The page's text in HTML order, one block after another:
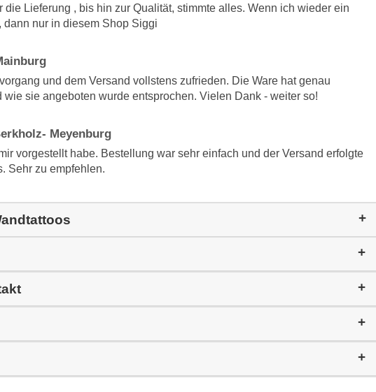
die Lieferung , bis hin zur Qualität, stimmte alles. Wenn ich wieder ein
dann nur in diesem Shop Siggi
und dem Versand vollstens zufrieden. Die Ware hat genau
wie sie angeboten wurde entsprochen. Vielen Dank - weiter so!
Meyenburg
vorgestellt habe. Bestellung war sehr einfach und der Versand erfolgte
Sehr zu empfehlen.